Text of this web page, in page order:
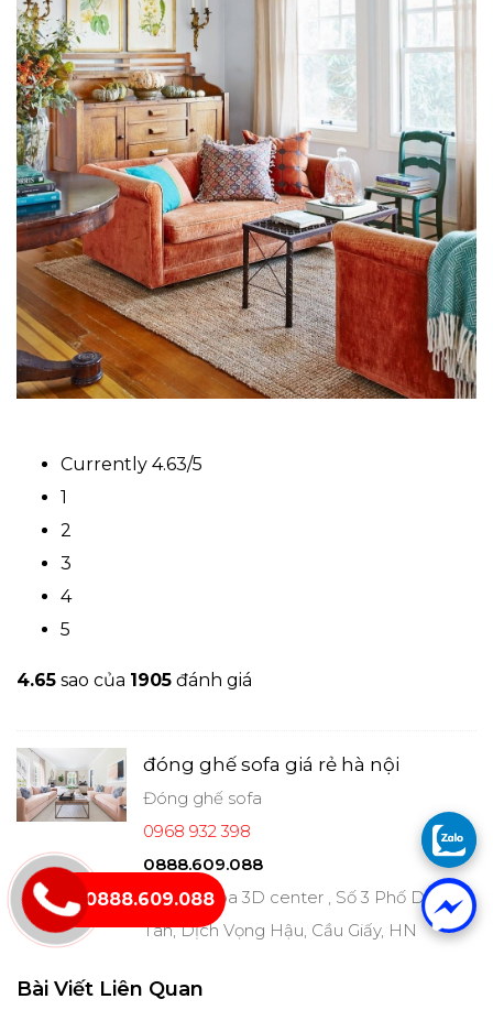
Currently 4.63/5
1
2
3
4
5
4.65 sao của 1905 đánh giá
đóng ghế sofa giá rẻ hà nội
Đóng ghế sofa
0968 932 398
0888.609.088
TẦNG 9 tòa 3D center , Số 3 Phố Duy
Tân, Dịch Vọng Hậu, Cầu Giấy, HN
Bài Viết Liên Quan
0888.609.088